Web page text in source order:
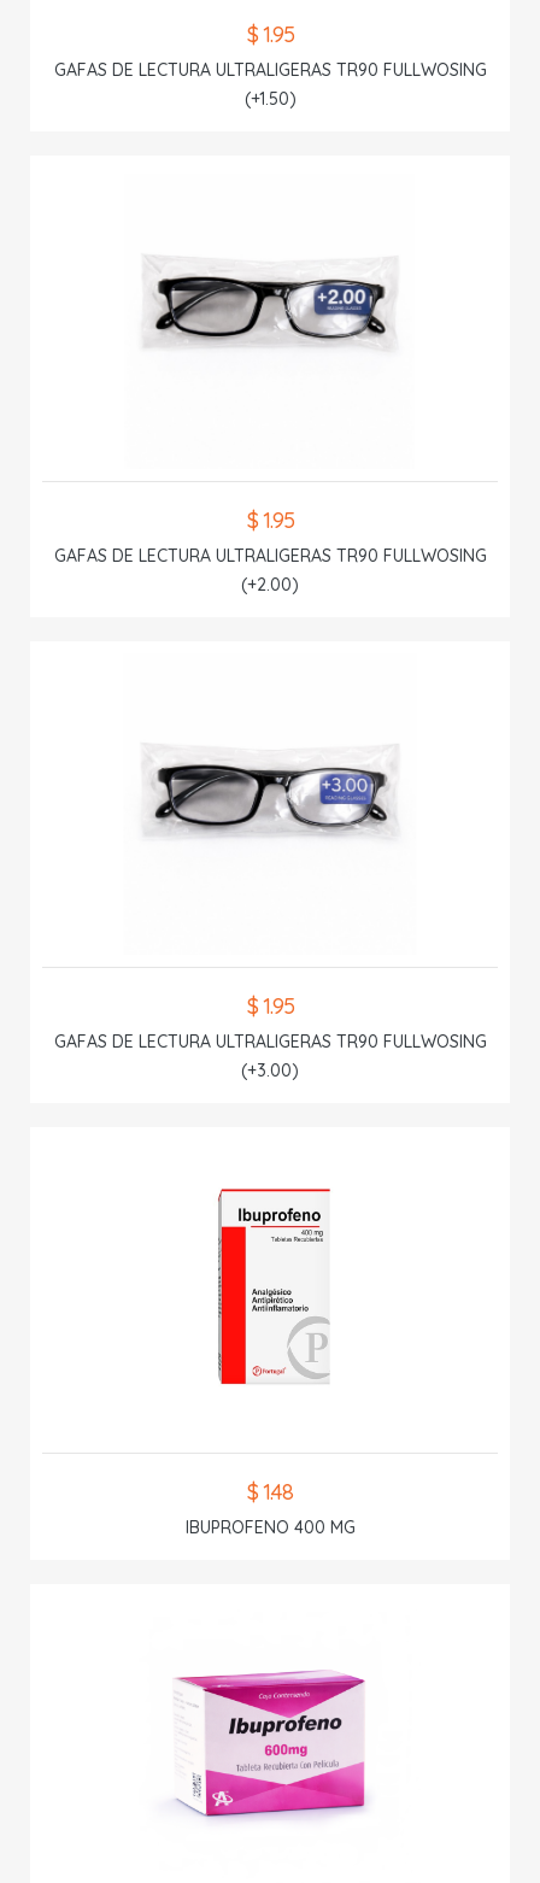
$ 1.95
GAFAS DE LECTURA ULTRALIGERAS TR90 FULLWOSING
(+1.50)
$ 1.95
GAFAS DE LECTURA ULTRALIGERAS TR90 FULLWOSING
(+2.00)
$ 1.95
GAFAS DE LECTURA ULTRALIGERAS TR90 FULLWOSING
(+3.00)
$ 1.48
IBUPROFENO 400 MG